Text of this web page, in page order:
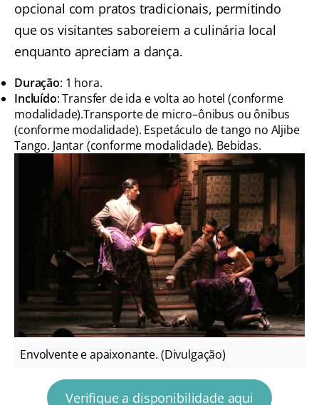
opcional com pratos tradicionais, permitindo
que os visitantes saboreiem a culinária local
enquanto apreciam a dança.
Duração: 1 hora.
Incluído: Transfer de ida e volta ao hotel (conforme
modalidade).Transporte de micro–ônibus ou ônibus
(conforme modalidade). Espetáculo de tango no Aljibe
Tango. Jantar (conforme modalidade). Bebidas.
Envolvente e apaixonante. (Divulgação)
Verifique a disponibilidade aqui